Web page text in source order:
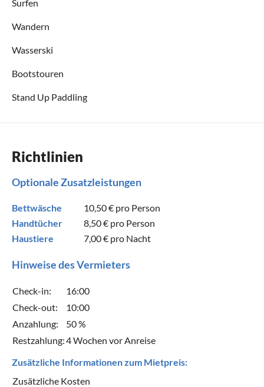
Surfen
Wandern
Wasserski
Bootstouren
Stand Up Paddling
Richtlinien
Optionale Zusatzleistungen
Bettwäsche 10,50 € pro Person
Handtücher
8,50 € pro Person
Haustiere
7,00 € pro Nacht
Hinweise des Vermieters
Check-in:
16:00
Check-out:
10:00
Anzahlung:
50 %
Restzahlung:4 Wochen vor Anreise
Zusätzliche Informationen zum Mietpreis:
Zusätzliche Kosten